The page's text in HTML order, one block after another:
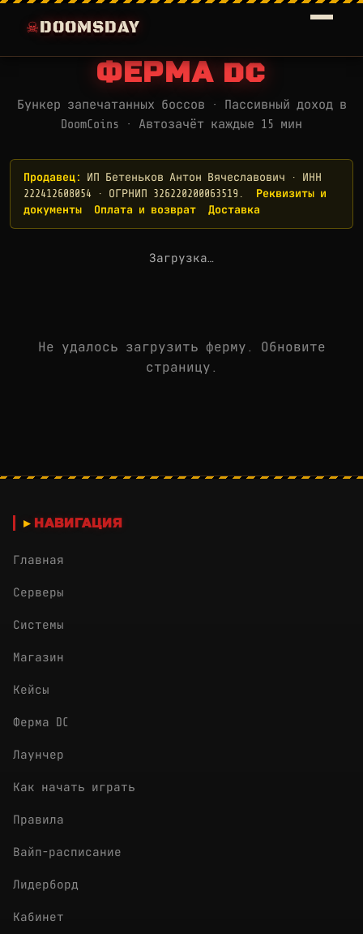
DOOMSDAY
ФЕРМА DC
Бункер запечатанных боссов · Пассивный доход в
DoomCoins · Автозачёт каждые 15 мин
Продавец:
ИП Бетеньков Антон Вячеславович · ИНН
222412608054 · ОГРНИП 326220200063519.
Реквизиты и
документы
Оплата и возврат Доставка
Загрузка…
Не удалось загрузить ферму. Обновите
страницу.
НАВИГАЦИЯ
Главная
Серверы
Системы
Магазин
Кейсы
Ферма DC
Лаунчер
Как начать играть
Правила
Вайп-расписание
Лидерборд
Кабинет